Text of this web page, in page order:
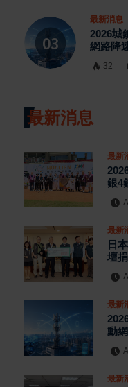
最新消息
2026城
網路降
32
最新消息
最新
銀4
最新
日
壇
最新
動
最新